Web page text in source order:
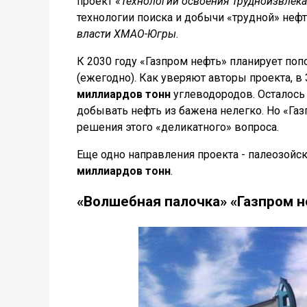
технологии поиска и добычи «трудной»
власти ХМАО-Югры.
К 2030 году «Газпром нефть» планирует
(ежегодно). Как уверяют авторы проекта,
миллиардов тонн углеводородов.
добывать нефть из бажена нелегко. Но
решения этого «деликатного» вопроса.
Еще одно направления проекта -
миллиардов тонн.
«Волшебная палочка» «Газпром